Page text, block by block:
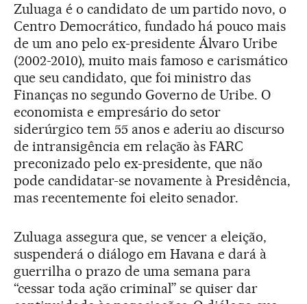
Zuluaga é o candidato de um partido novo, o
Centro Democrático, fundado há pouco mais
de um ano pelo ex-presidente Álvaro Uribe
(2002-2010), muito mais famoso e carismático
que seu candidato, que foi ministro das
Finanças no segundo Governo de Uribe. O
economista e empresário do setor
siderúrgico tem 55 anos e aderiu ao discurso
de intransigência em relação às FARC
preconizado pelo ex-presidente, que não
pode candidatar-se novamente à Presidência,
mas recentemente foi eleito senador.
Zuluaga assegura que, se vencer a eleição,
suspenderá o diálogo em Havana e dará à
guerrilha o prazo de uma semana para
“cessar toda ação criminal” se quiser dar